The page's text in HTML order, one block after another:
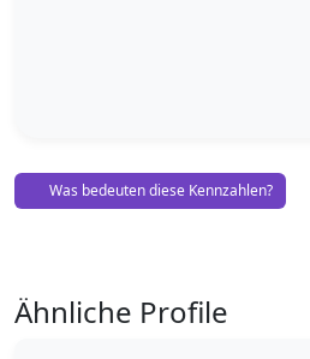
Was bedeuten diese Kennzahlen?
Ähnliche Profile